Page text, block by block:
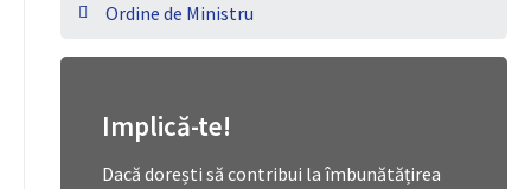
Ordine de Ministru
Implică-te!
Dacă dorești să contribui la îmbunătățirea